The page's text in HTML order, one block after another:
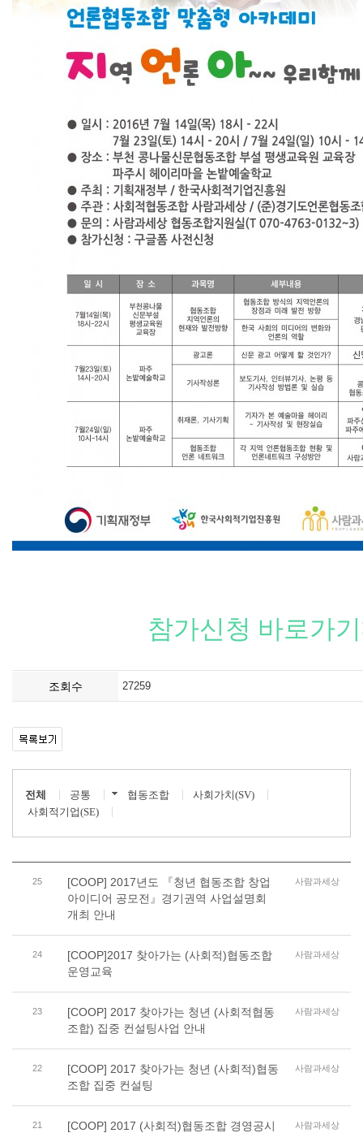
참가신청 바로가
조회수 27259
전체 공통 협동조합
사회가치(SV)
사회적기업(SE)
25
[COOP] 2017년도 『청년 협동조합 창업
아이디어 공모전』경기권역 사업설명회
개최 안내
사람과세상
24
[COOP]2017 찾아가는 (사회적)협동조합
운영교육
사람과세상
23
[COOP] 2017 찾아가는 청년 (사회적협동
조합) 집중 컨설팅사업 안내
사람과세상
22
[COOP] 2017 찾아가는 청년 (사회적)협동
조합 집중 컨설팅
사람과세상
21
[COOP] 2017 (사회적)협동조합 경영공시
사람과세상